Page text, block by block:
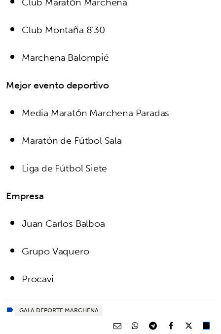
Club Montaña 8'30
Marchena Balompié
Mejor evento deportivo
Media Maratón Marchena Paradas
Maratón de Fútbol Sala
Liga de Fútbol Siete
Empresa
Juan Carlos Balboa
Grupo Vaquero
Procavi
GALA DEPORTE MARCHENA